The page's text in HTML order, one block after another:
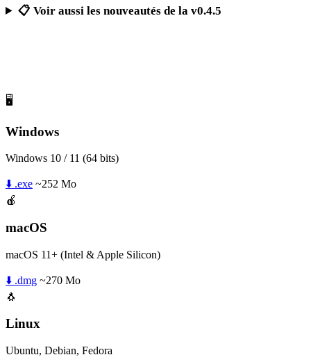
📋 Voir aussi les nouveautés de la v0.4.5
🖥️
Windows
Windows 10 / 11 (64 bits)
⬇️ .exe ~252 Mo
🍎
macOS
macOS 11+ (Intel & Apple Silicon)
⬇️ .dmg ~270 Mo
🐧
Linux
Ubuntu, Debian, Fedora